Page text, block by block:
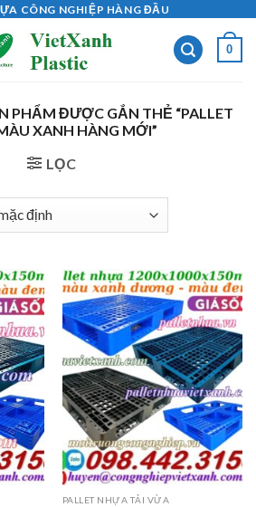
CÔNG NGHIỆP HÀNG ĐẦU
0
PHẨM ĐƯỢC GẮN THẺ “PALLET
XANH HÀNG MỚI”
LỌC
PALLET NHỰA TẢI VỪA